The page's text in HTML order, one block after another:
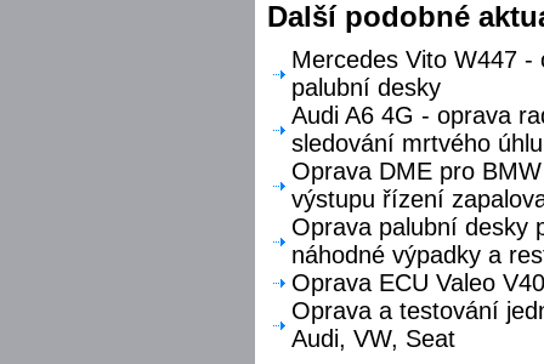
Další podobné
Mercedes Vito W447
palubní desky
Audi A6 4G - oprava
sledování mrtvého úhlu
Oprava DME pro
výstupu řízení
Oprava palubní desky
náhodné výpadky a
Oprava ECU Valeo
Oprava a testování
Audi, VW, Seat